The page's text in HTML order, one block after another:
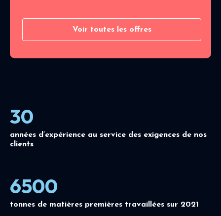
Voir toutes les offres
30
années d’expérience au service des exigences de nos
clients
6500
tonnes de matières premières travaillées sur 2021